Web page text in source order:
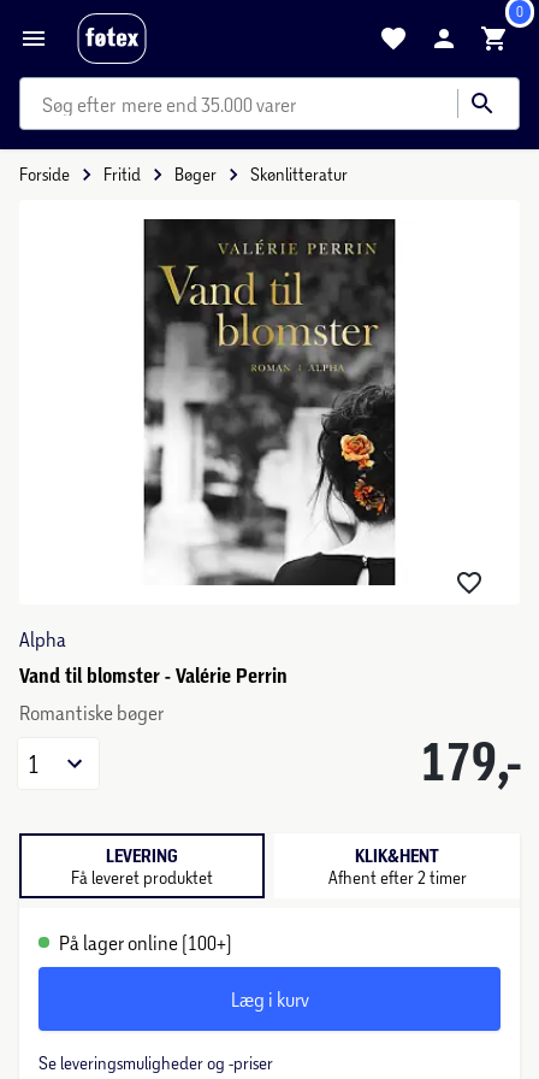
0
mere end 35.000 varer
Forside Fritid Bøger Skønlitteratur
Alpha
Vand til blomster - Valérie Perrin
Romantiske bøger
179,-
1
LEVERING
Få leveret produktet
KLIK&HENT
Afhent efter 2 timer
På lager online (100+)
Læg i kurv
Se leveringsmuligheder og -priser